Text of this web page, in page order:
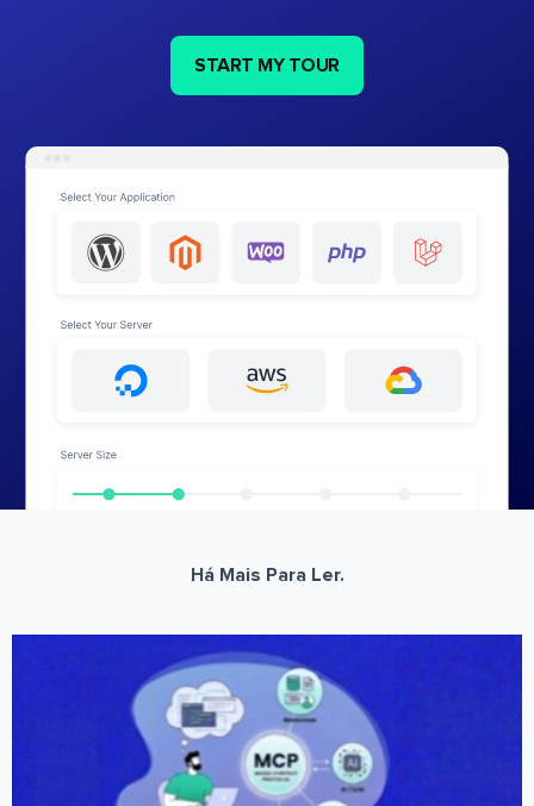
START MY TOUR
Há Mais Para Ler.